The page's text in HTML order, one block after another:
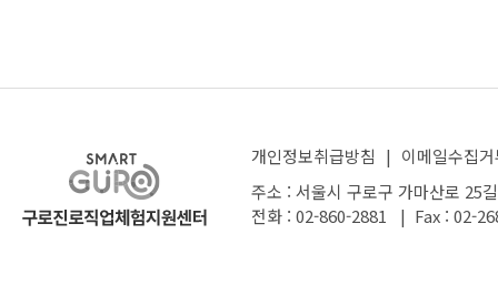
개인정보취급방침 | 이메일수집
주소 : 서울시 구로구 가마산로 25
전화 : 02-860-2881 | Fax : 02-